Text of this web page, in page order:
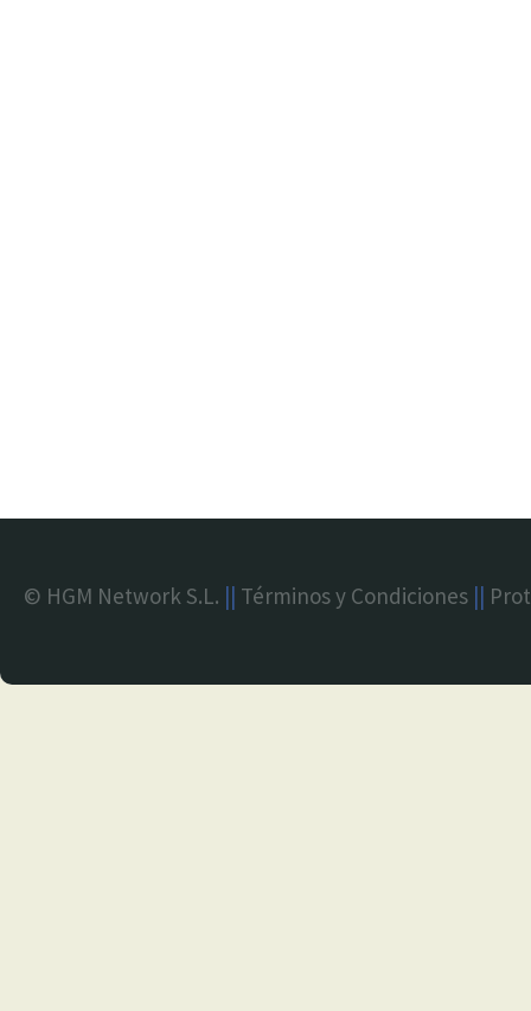
© HGM Network S.L. || Términos y Condiciones ||